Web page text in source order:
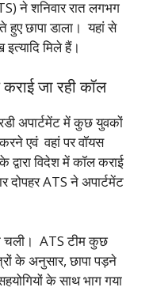
ने शनिवार रात लगभग
हुए छापा डाला। यहां से
मिले हैं।
जा रही कॉल
अपार्टमेंट में कुछ युवकों
एवं वहां पर वॉयस
विदेश में कॉल कराई
दोपहर ATS ने अपार्टमेंट
चली। ATS टीम कुछ
के अनुसार, छापा पड़ने
के साथ भाग गया